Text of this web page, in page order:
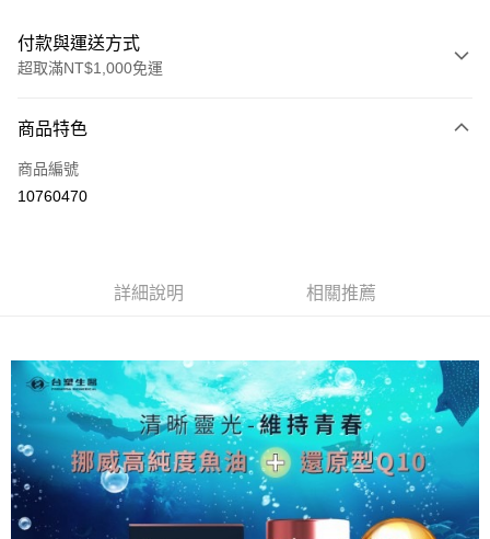
付款與運送方式
超取滿NT$1,000免運
信用卡一次付款
信用卡分期付款
上海商業儲蓄銀行
台北富邦商業銀行
匯豐（台灣）商業銀行
華泰商業銀行
聯邦商業銀行
遠東國際商業銀行
元大商業銀行
永豐商業銀行
玉山商業銀行
星展（台灣）商業銀行
台新國際商業銀行
中國信託商業銀行
台灣樂天信用卡公司
街口支付
悠遊付
Google Pay
大哥付你分期
相關說明
商品特色
商品編號
10760470
詳細說明 相關推薦